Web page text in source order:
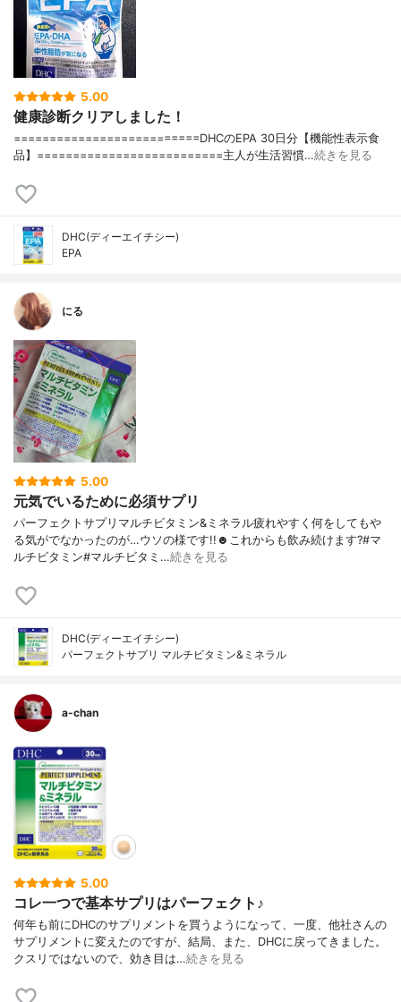
5.00
健康診断クリアしました！
==========================DHCのEPA 30日分【機能性表示食
品】==========================主人が生活習慣…続きを見る
DHC(ディーエイチシー)
EPA
にる
5.00
元気でいるために必須サプリ
パーフェクトサプリマルチビタミン&ミネラル疲れやすく何をしてもや
る気がでなかったのが…ウソの様です!!☻︎これからも飲み続けます?#マ
ルチビタミン#マルチビタミ…続きを見る
DHC(ディーエイチシー)
パーフェクトサプリ マルチビタミン&ミネラル
a-chan
5.00
コレ一つで基本サプリはパーフェクト♪
何年も前にDHCのサプリメントを買うようになって、一度、他社さんの
サプリメントに変えたのですが、結局、また、DHCに戻ってきました。
クスリではないので、効き目は…続きを見る